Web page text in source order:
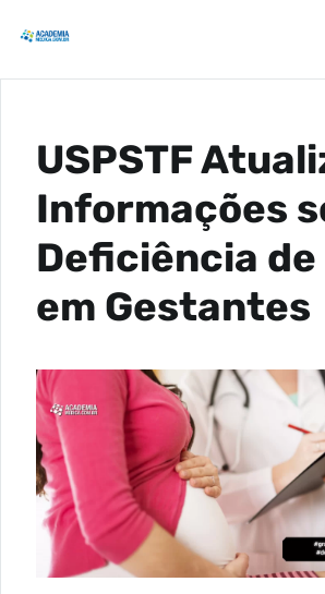
USPSTF
Informações
Deficiência
em Gestantes